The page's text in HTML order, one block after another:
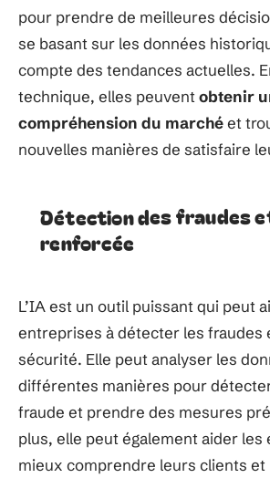
pour prendre de meilleures
se basant sur les données
compte des tendances actuelles.
technique, elles peuvent obtenir
compréhension du marchéet
nouvelles manières de satisfaire
Détection des fraudes
renforcée
L’IA est un outil puissant qui peut
entreprises à détecter les fraudes
sécurité. Elle peut analyser les
différentes manières pour
fraude et prendre des mesures
plus, elle peut également aider les
mieux comprendre leurs clients et